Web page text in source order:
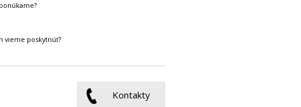
vieme poskytnúť?
Kontakty